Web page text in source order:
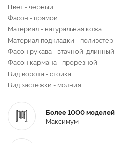
Цвет - черный
Фасон - прямой
Материал - натуральная кожа
Материал подкладки - полиэстер
Фасон рукава - втачной, длинный
Фасон кармана - прорезной
Вид ворота - стойка
Вид застежки - молния
Более 1000 моделей
Максимум